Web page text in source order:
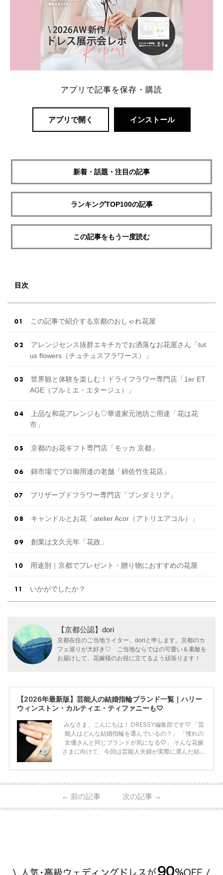
アプリで記事を保存・購読
アプリで開く インストール
新着・話題・注目の記事
ランキングTOP100の記事
この記事をもう一度読む
目次
この記事で紹介する京都のおしゃれ花屋
アレンジセンス抜群エキチカでお洒落なお花屋さん「tut
us flowers（チュチュスフラワース）」
世界観と体験を楽しむ！ドライフラワー専門店「1er ET
AGE（プルミエ・エタージュ）」
上品な和花アレンジも♡華道家元池坊ご用達「花は花
市」
京都のお花ギフト専門店「モッカ 京都」
錦市場でプロ御用達の老舗「錦佐竹生花店」
プリザーブドフラワー専門店「プンダミリア」
キャンドルとお花「atelier Acor（アトリエアコル）」
創業は文久元年「花政」
用途別｜京都でプレゼント・贈り物におすすめの花屋
いかがでしたか？
【京都公認】dori
京都在住のご当地ライター、doriと申します。京都のカ
フェ巡りが大好き♡ ご当地ならではの可愛い＆素敵を
お届けして、花嫁様のお役に立てるよう頑張ります！
【2026年最新版】芸能人の結婚指輪ブランド一覧｜ハリー
ウィンストン・カルティエ・ティファニーも♡
みなさま、こんにちは！ DRESSY編集部です♡ 「芸
能人はどんな結婚指輪を選んでいるの？」 「憧れの
女優さんと同じブランドが気になる♡」 そんな花嫁
さまに向けて、今回は芸能人夫婦が実際に選んだ結婚
ーウィンストンやカルティエ、ティファニーなど世界
日本で人気のブランドまで幅広くご紹介。 さらに、
・愛用している芸能人夫婦 ・リングの特徴や魅力 ・
← 前の記事 次の記事 →